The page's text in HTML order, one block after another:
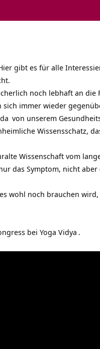
gibt es für alle
noch lebhaft an
immer wieder
von unserem
Wissensschatz,
Wissenschaft vom
das Symptom, nicht
wohl noch brauchen
bei Yoga Vidya .